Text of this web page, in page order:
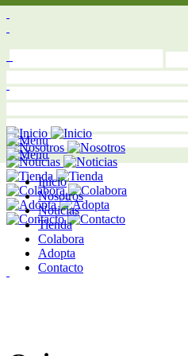
Inicio
Nosotros
Noticias
Tienda
Colabora
Adopta
Contacto